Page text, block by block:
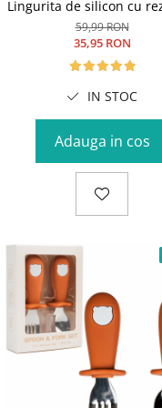
Lingurita de silicon cu
Babysnugg, Fara BPA,
Albastra
59,99 RON
35,95 RON
IN STOC
Adauga in cos